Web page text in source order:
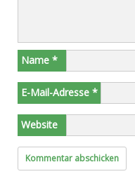
Name *
E-Mail-Adresse *
Website